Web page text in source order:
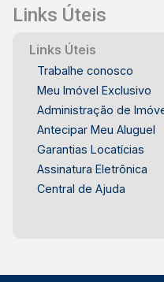
Links Úteis
Links Úteis
Trabalhe conosco
Meu Imóvel Exclusivo
Administração de
Antecipar Meu Aluguel
Garantias Locatícias
Assinatura Eletrônica
Central de Ajuda